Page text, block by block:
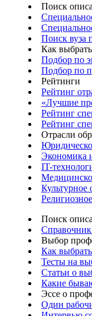
Поиск
Поиск вуза
Как
Подбор по
Подбор по
Рейтинги
Рейтинг
«Лучшие
Рейтинг
Рейтинг
Отрасли
Экономика
IT-
Культурное
Поиск
Выбор
Как
Тесты на
Статьи о
Какие
Эссе о
Один